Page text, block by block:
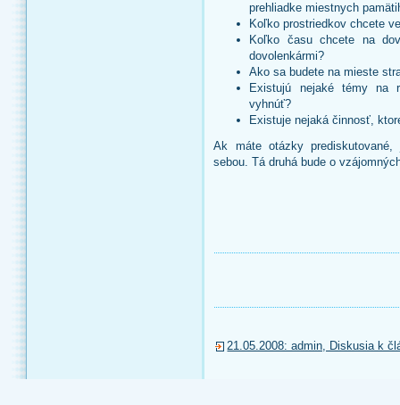
prehliadke miestnych
Koľko prostriedkov chcete
Koľko času chcete na
dovolenkármi?
Ako sa budete na mieste
Existujú nejaké témy na
vyhnúť?
Existuje nejaká činnosť,
Ak máte otázky
sebou. Tá druhá bude o
21.05.2008: admin, Diskusia k